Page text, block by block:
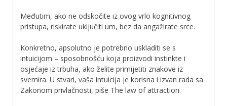
Međutim, ako ne odskočite iz ovog vrlo kognitivnog
pristupa, riskirate uključiti um, bez da angažirate srce.
Konkretno, apsolutno je potrebno uskladiti se s
intuicijom – sposobnošću koja proizvodi instinkte i
osjećaje iz trbuha, ako želite primijetiti znakove iz
svemira. U stvari, vaša intuicija je korisna i izvan rada sa
Zakonom privlačnosti, piše The law of attraction.